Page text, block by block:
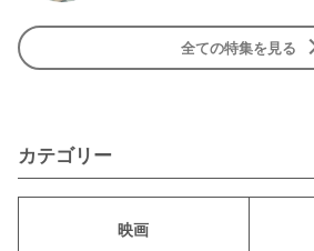
全ての特集を見る
カテゴリー
映画